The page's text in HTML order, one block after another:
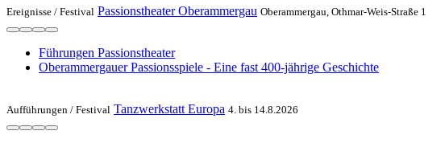
Ereignisse / Festival Passionstheater Oberammergau Oberammergau, Othmar-Weis-Straße 1
Führungen Passionstheater
Oberammergauer Passionsspiele - Eine fast 400-jährige Geschichte
Aufführungen / Festival Tanzwerkstatt Europa 4. bis 14.8.2026